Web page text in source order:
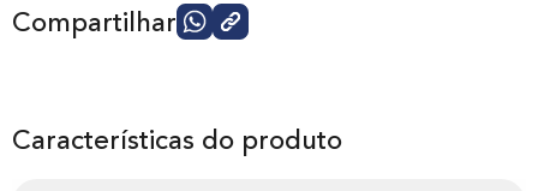
Compartilhar
Características do produto